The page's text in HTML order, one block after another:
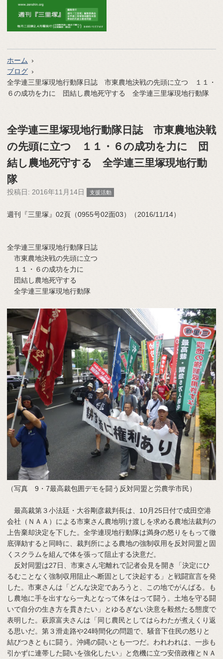
ホーム
ブログ
全学連三里塚現地行動隊日誌 市東農地決戦の先頭に立つ １１・
６の成功を力に 団結し農地死守する 全学連三里塚現地行動隊
全学連三里塚現地行動隊日誌 市東農地決戦
の先頭に立つ １１・６の成功を力に 団
結し農地死守する 全学連三里塚現地行動
隊
投稿日: 2016年11月14日 支援活動
週刊『三里塚』02頁（0955号02面03）（2016/11/14）
全学連三里塚現地行動隊日誌
市東農地決戦の先頭に立つ
１１・６の成功を力に
団結し農地死守する
全学連三里塚現地行動隊
（写真 9・7最高裁包囲デモを闘う反対同盟と労農学市民）
最高裁第３小法廷・大谷剛彦裁判長は、10月25日付で成田空港
会社（ＮＡＡ）による市東さん農地明け渡しを求める農地法裁判の
上告棄却決定を下した。全学連現地行動隊は満身の怒りをもって徹
底弾劾すると同時に、裁判所による農地の強制収用を反対同盟と固
くスクラムを組んで体を張って阻止する決意だ。
反対同盟は27日、市東さん宅離れで記者会見を開き「決定にひ
るむことなく強制収用阻止へ断固として決起する」と戦闘宣言を発
した。市東さんは「どんな決定であろうと、この地でがんばる。も
し農地に手を出すなら一丸となって体をはって闘う。土地を守る闘
いで自分の生き方を貫きたい」とゆるぎない決意を毅然たる態度で
表明した。萩原富夫さんは「同じ農民としてはらわたが煮えくり返
る思いだ。第３滑走路や24時間化の問題で、騒音下住民の怒りと
結びつきともに闘う。沖縄の闘いとも一つだ。われわれは、一歩も
引かずに連帯した闘いを強化したい」と危機に立つ安倍政権とＮＡ